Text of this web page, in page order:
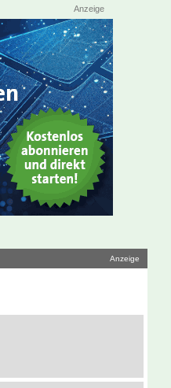
Anzeige
Anzeige